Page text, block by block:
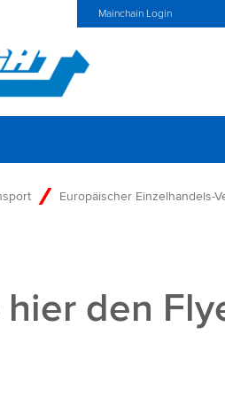
Mainchain Login
Europäischer Einzelhandels-
den